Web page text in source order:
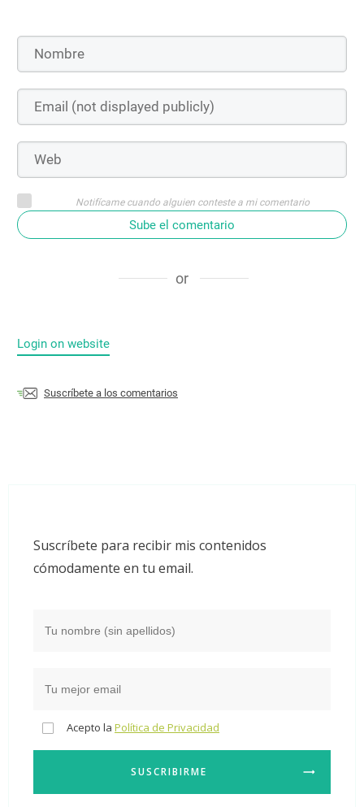
Notifícame cuando alguien conteste a mi comentario
Sube el comentario
or
Login on website
Suscríbete a los comentarios
Suscríbete para recibir mis contenidos
cómodamente en tu email.
Acepto la Política de Privacidad
SUSCRIBIRME